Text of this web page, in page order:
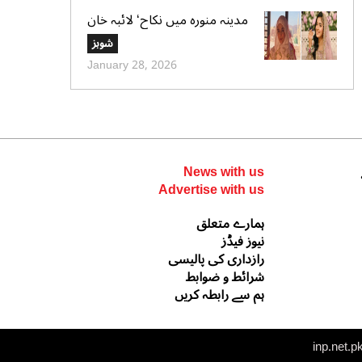
مدینہ منورہ میں نکاح‘ لائبہ خان
کی دعائے خیر کی تصاویر بھی
وائرل
شوبز
January 28, 2026
News with us
Advertise with us
ہمارے متعلق
نیوز فیڈز
رازداری کی پالیسی
شرائط و ضوابط
ہم سے رابطہ کریں